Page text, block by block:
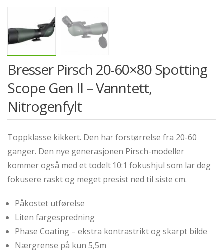
Bresser Pirsch 20-60×80 Spotting
Scope Gen II – Vanntett,
Nitrogenfylt
Toppklasse kikkert. Den har forstørrelse fra 20-60
ganger. Den nye generasjonen Pirsch-modeller
kommer også med et todelt 10:1 fokushjul som lar deg
fokusere raskt og meget presist ned til siste cm.
Påkostet utførelse
Liten fargespredning
Phase Coating – ekstra kontrastrikt og skarpt bilde
Nærgrense på kun 5,5m